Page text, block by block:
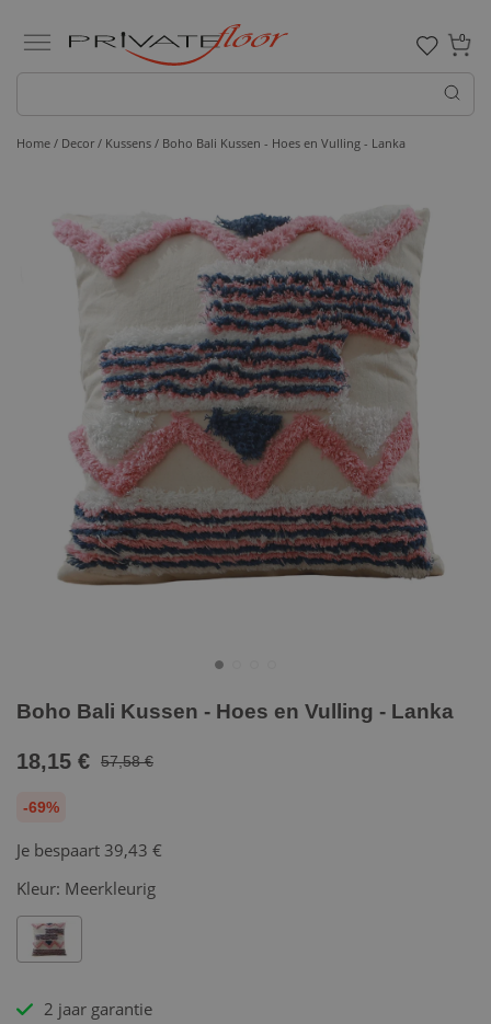
0
Home / Decor / Kussens / Boho Bali Kussen - Hoes en Vulling - Lanka
Boho Bali Kussen - Hoes en Vulling - Lanka
18,15 € 57,58 €
-69%
Je bespaart 39,43 €
Kleur: Meerkleurig
2 jaar garantie